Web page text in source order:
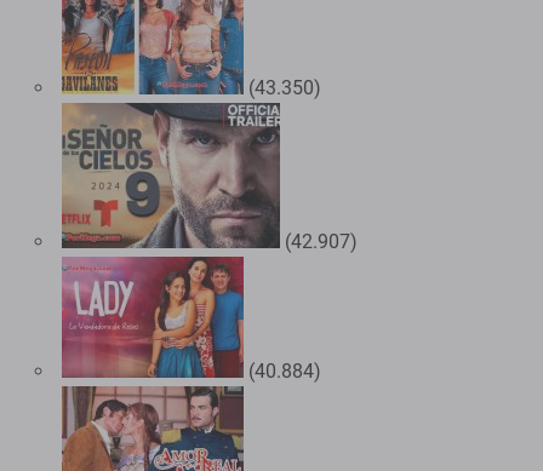
(43.350)
(42.907)
(40.884)